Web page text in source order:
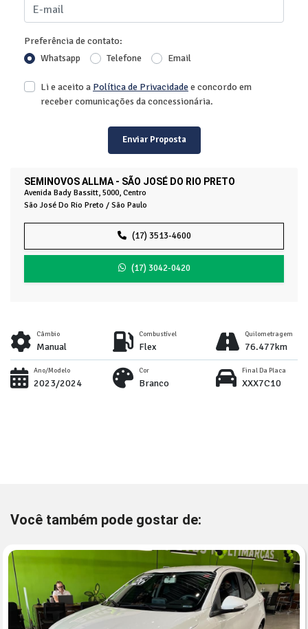
SEMINOVOS ALLMA - SÃO JOSÉ DO RIO PRETO
Avenida Bady Bassitt, 5000, Centro
São José Do Rio Preto / São Paulo
(17) 3513-4600
(17) 3042-0420
Preferência de contato:
Whatsapp
Telefone Email
Li e aceito a Política de Privacidadee concordo em
receber comunicações da concessionária.
Enviar Proposta
Câmbio
Manual
Combustível
Flex
Quilometragem
76.477km
Ano/Modelo
2023/2024
Cor
Branco
Final Da Placa
XXX7C10
Você também pode gostar de: